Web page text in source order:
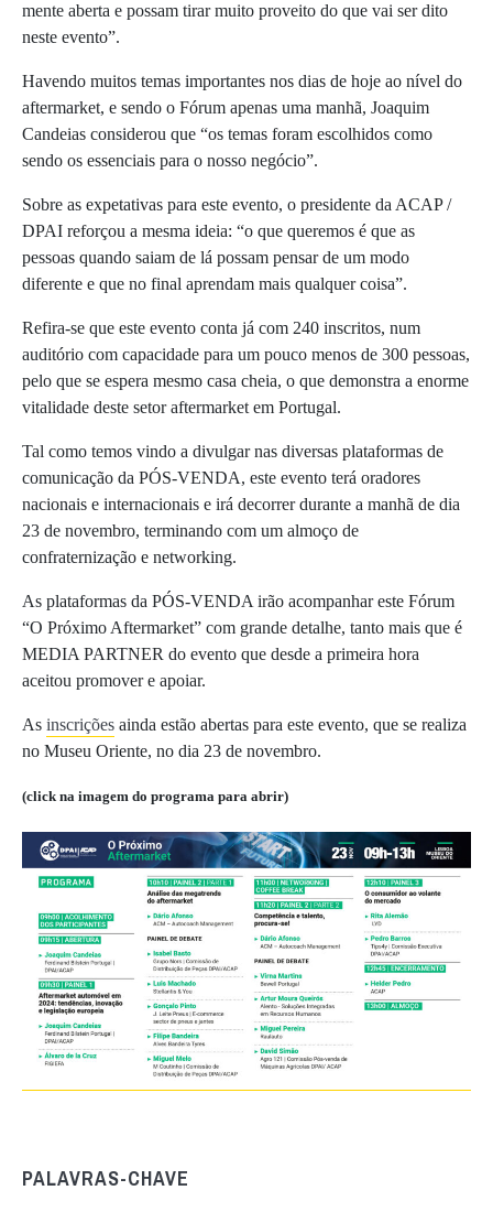
mente aberta e possam tirar muito proveito do que vai ser dito
neste evento”.
Havendo muitos temas importantes nos dias de hoje ao nível do
aftermarket, e sendo o Fórum apenas uma manhã, Joaquim
Candeias considerou que “os temas foram escolhidos como
sendo os essenciais para o nosso negócio”.
Sobre as expetativas para este evento, o presidente da ACAP /
DPAI reforçou a mesma ideia: “o que queremos é que as
pessoas quando saiam de lá possam pensar de um modo
diferente e que no final aprendam mais qualquer coisa”.
Refira-se que este evento conta já com 240 inscritos, num
auditório com capacidade para um pouco menos de 300 pessoas,
pelo que se espera mesmo casa cheia, o que demonstra a enorme
vitalidade deste setor aftermarket em Portugal.
Tal como temos vindo a divulgar nas diversas plataformas de
comunicação da PÓS-VENDA, este evento terá oradores
nacionais e internacionais e irá decorrer durante a manhã de dia
23 de novembro, terminando com um almoço de
confraternização e networking.
As plataformas da PÓS-VENDA irão acompanhar este Fórum
“O Próximo Aftermarket” com grande detalhe, tanto mais que é
MEDIA PARTNER do evento que desde a primeira hora
aceitou promover e apoiar.
As inscrições ainda estão abertas para este evento, que se realiza
no Museu Oriente, no dia 23 de novembro.
(click na imagem do programa para abrir)
PALAVRAS-CHAVE